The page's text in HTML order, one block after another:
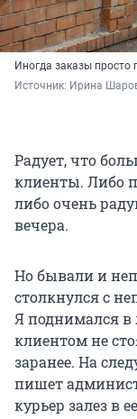
Иногда заказы просто
Источник: Ирина
Радует, что
клиенты. Либо
либо очень
вечера.
Но бывали и
столкнулся с
Я поднимался в
клиентом не
заранее. На
пишет
курьер залез в